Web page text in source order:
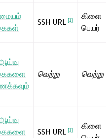
SSH URL [1]
கிளை
பெயர்
வெற்று வெற்று
SSH URL [1]
கிளை